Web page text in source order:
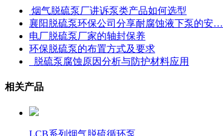
 烟气脱硫泵厂讲诉泵类产品如何选型
襄阳脱硫泵环保公司分享耐腐蚀液下泵的安…
电厂脱硫泵厂家的轴封保养
环保脱硫泵的布置方式及要求
  脱硫泵腐蚀原因分析与防护材料应用
相关产品
LCB系列烟气脱硫循环泵